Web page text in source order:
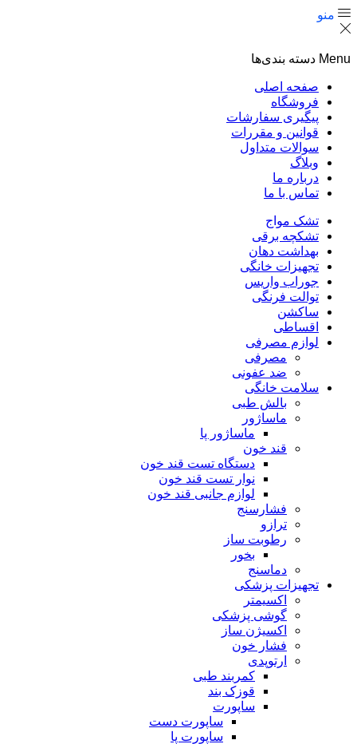
منو
Menu دسته بندی‌ها
صفحه اصلی
فروشگاه
پیگیری سفارشات
قوانین و مقررات
سوالات متداول
وبلاگ
درباره ما
تماس با ما
تشک مواج
تشکچه برقی
بهداشت دهان
تجهیزات خانگی
جوراب واریس
توالت فرنگی
ساکشن
اقساطی
لوازم مصرفی
مصرفی
ضد عفونی
سلامت خانگی
بالش طبی
ماساژور
ماساژور پا
قند خون
دستگاه تست قند خون
نوار تست قند خون
لوازم جانبی قند خون
فشارسنج
ترازو
رطوبت ساز
بخور
دماسنج
تجهیزات پزشکی
اکسیمتر
گوشی پزشکی
اکسیژن ساز
فشار خون
ارتوپدی
کمربند طبی
قوزک بند
ساپورت
ساپورت دست
ساپورت پا